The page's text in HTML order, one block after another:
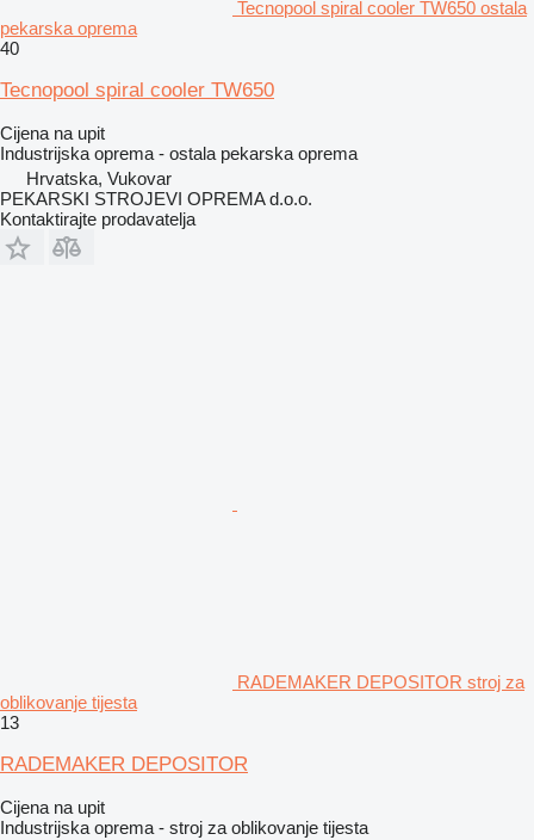
Tecnopool spiral cooler TW650 ostala
pekarska oprema
40
Tecnopool spiral cooler TW650
Cijena na upit
Industrijska oprema - ostala pekarska oprema
Hrvatska, Vukovar
PEKARSKI STROJEVI OPREMA d.o.o.
Kontaktirajte prodavatelja
RADEMAKER DEPOSITOR stroj za
oblikovanje tijesta
13
RADEMAKER DEPOSITOR
Cijena na upit
Industrijska oprema - stroj za oblikovanje tijesta